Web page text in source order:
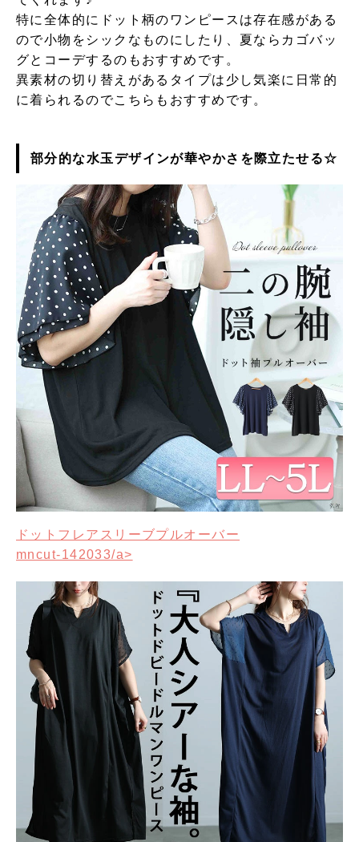
特に全体的にドット柄のワンピースは存在感がある
ので小物をシックなものにしたり、夏ならカゴバッ
グとコーデするのもおすすめです。
異素材の切り替えがあるタイプは少し気楽に日常的
に着られるのでこちらもおすすめです。
部分的な水玉デザインが華やかさを際立たせる☆
ドットフレアスリーブプルオーバー
mncut-142033/a>